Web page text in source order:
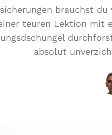
brauchst
teuren Lektion mit
absolut